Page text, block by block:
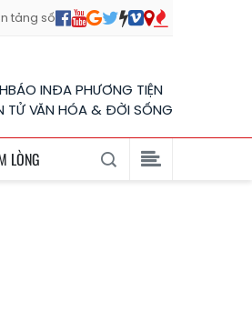
tảng số
BÁO INĐA PHƯƠNG TIỆN
TỬ VĂN HÓA & ĐỜI SỐNG
LÒNG